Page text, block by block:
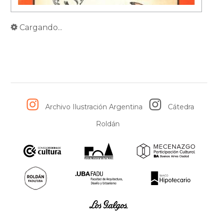
Cargando...
Archivo Ilustración Argentina
Cátedra
Roldán